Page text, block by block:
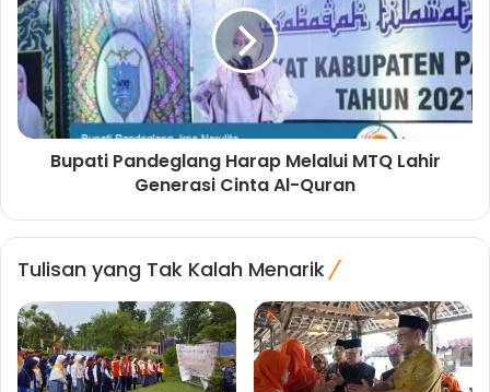
Bupati Pandeglang Harap Melalui MTQ Lahir
Generasi Cinta Al-Quran
Tulisan yang Tak Kalah Menarik